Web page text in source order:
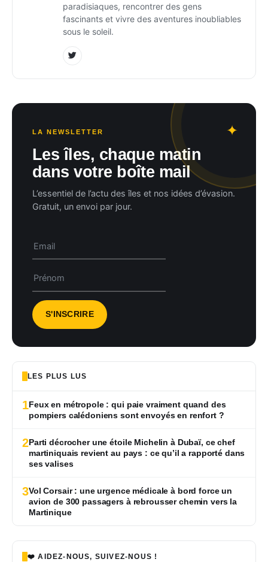
paradisiaques, rencontrer des gens
fascinants et vivre des aventures inoubliables
sous le soleil.
LA NEWSLETTER
Les îles, chaque matin
dans votre boîte mail
L’essentiel de l’actu des îles et nos idées d’évasion.
Gratuit, un envoi par jour.
LES PLUS LUS
1Feux en métropole : qui paie vraiment quand des
pompiers calédoniens sont envoyés en renfort ?
2Parti décrocher une étoile Michelin à Dubaï, ce chef
martiniquais revient au pays : ce qu’il a rapporté dans
ses valises
3Vol Corsair : une urgence médicale à bord force un
avion de 300 passagers à rebrousser chemin vers la
Martinique
❤️ AIDEZ-NOUS, SUIVEZ-NOUS !